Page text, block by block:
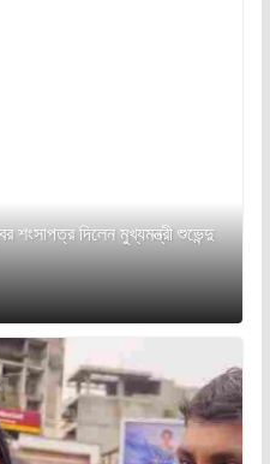
শংসাপত্র দিলেন মুখ্যমন্ত্রী শুভেন্দু